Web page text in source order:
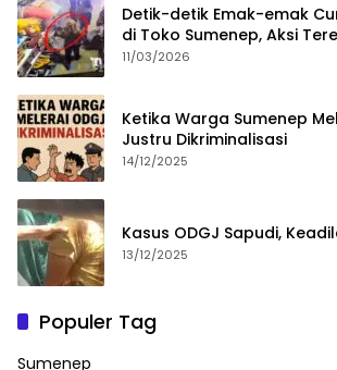
Detik-detik Emak-emak
di Toko Sumenep, Aksi
11/03/2026
Ketika Warga Sumenep
Justru Dikriminalisasi
14/12/2025
Kasus ODGJ Sapudi,
13/12/2025
Populer Tag
Sumenep